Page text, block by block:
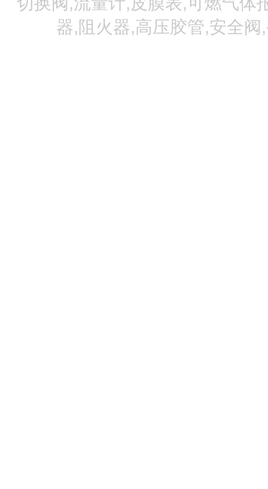
器,阻火器,高压胶管,安全